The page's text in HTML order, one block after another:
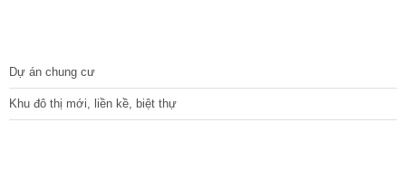
Dự án chung cư
Khu đô thị mới, liền kề, biệt thự